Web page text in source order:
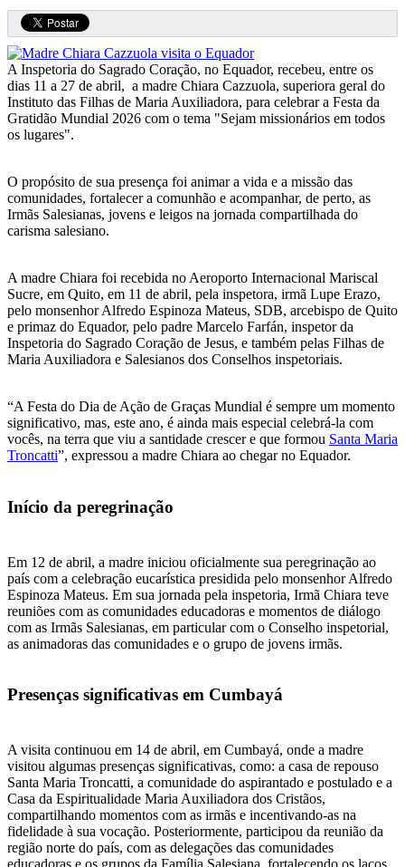
A Inspetoria do Sagrado Coração, no Equador, recebeu, entre os
dias 11 a 27 de abril, a madre Chiara Cazzuola, superiora geral do
Instituto das Filhas de Maria Auxiliadora, para celebrar a Festa da
Gratidão Mundial 2026 com o tema "Sejam missionários em todos
os lugares".
O propósito de sua presença foi animar a vida e a missão das
comunidades, fortalecer a comunhão e acompanhar, de perto, as
Irmãs Salesianas, jovens e leigos na jornada compartilhada do
carisma salesiano.
A madre Chiara foi recebida no Aeroporto Internacional Mariscal
Sucre, em Quito, em 11 de abril, pela inspetora, irmã Lupe Erazo,
pelo monsenhor Alfredo Espinoza Mateus, SDB, arcebispo de Quito
e primaz do Equador, pelo padre Marcelo Farfán, inspetor da
Inspetoria do Sagrado Coração de Jesus, e também pelas Filhas de
Maria Auxiliadora e Salesianos dos Conselhos inspetoriais.
“A Festa do Dia de Ação de Graças Mundial é sempre um momento
significativo, mas, este ano, é ainda mais especial celebrá-la com
vocês, na terra que viu a santidade crescer e que formou Santa Maria
Troncatti”, expressou a madre Chiara ao chegar no Equador.
Início da peregrinação
Em 12 de abril, a madre iniciou oficialmente sua peregrinação ao
país com a celebração eucarística presidida pelo monsenhor Alfredo
Espinoza Mateus. Em sua jornada pela inspetoria, Irmã Chiara teve
reuniões com as comunidades educadoras e momentos de diálogo
com as Irmãs Salesianas, em particular com o Conselho inspetorial,
as animadoras das comunidades e o grupo de jovens irmãs.
Presenças significativas em Cumbayá
A visita continuou em 14 de abril, em Cumbayá, onde a madre
visitou algumas presenças significativas, como: a casa de repouso
Santa Maria Troncatti, a comunidade do aspirantado e postulado e a
Casa da Espiritualidade Maria Auxiliadora dos Cristãos,
compartilhando momentos com as irmãs e incentivando-as na
fidelidade à sua vocação. Posteriormente, participou da reunião da
região norte do país, com as delegações das comunidades
educadoras e os grupos da Família Salesiana, fortalecendo os laços